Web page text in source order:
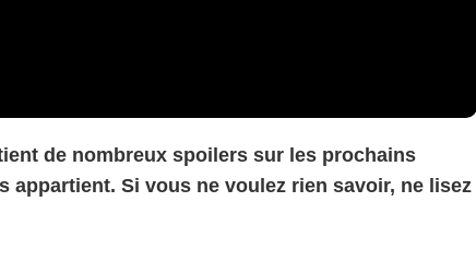
de nombreux spoilers sur les prochains
appartient. Si vous ne voulez rien savoir, ne lisez